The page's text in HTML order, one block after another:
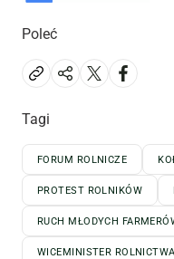
Poleć
Tagi
FORUM ROLNICZE
PROTEST ROLNIKÓW
RUCH MŁODYCH
WICEMINISTER ROLNICTWA